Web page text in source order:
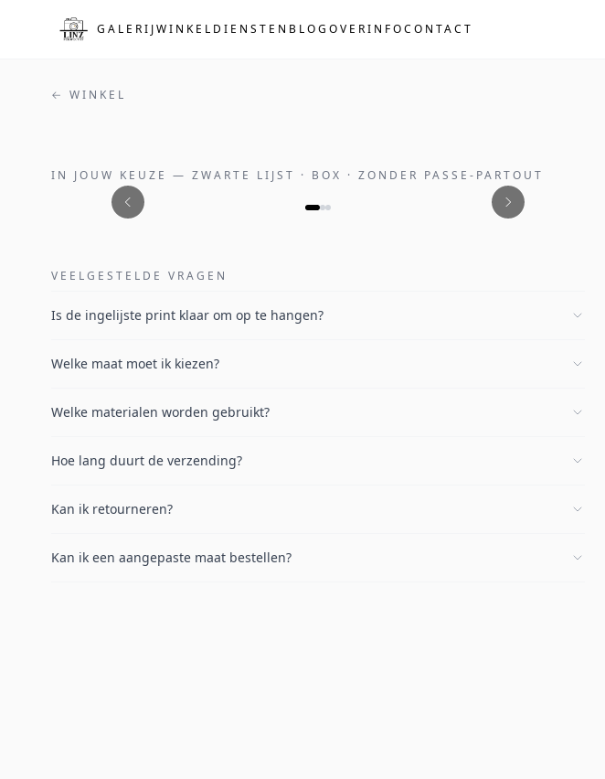
GALERIJWINKEL DIENSTEN BLOGOVERINFOCONTACT
← WINKEL
IN JOUW KEUZE — ZWARTE LIJST · BOX · ZONDER PASSE-PARTOUT
VEELGESTELDE VRAGEN
Is de ingelijste print klaar om op te hangen?
Welke maat moet ik kiezen?
Welke materialen worden gebruikt?
Hoe lang duurt de verzending?
Kan ik retourneren?
Kan ik een aangepaste maat bestellen?